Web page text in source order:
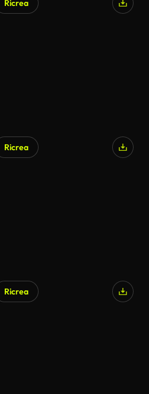
Ricrea
Ricrea
Ricrea